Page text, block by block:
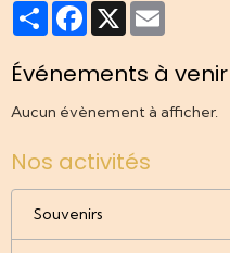
PartagerFacebook
X
Événements à venir
Aucun évènement à afficher.
Nos activités
Souvenirs